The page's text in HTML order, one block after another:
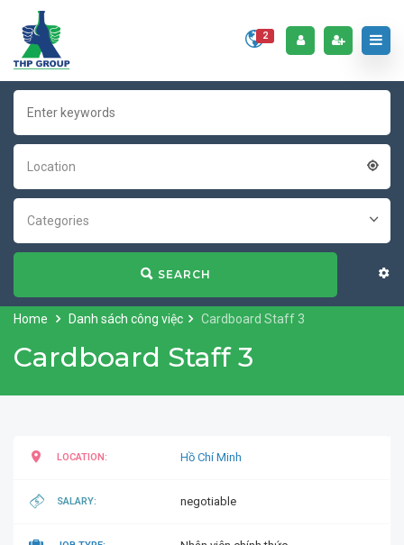
2
Location
Categories
SEARCH
Home Danh sách công việc Cardboard Staff 3
Cardboard Staff 3
LOCATION: Hồ Chí Minh
SALARY: negotiable